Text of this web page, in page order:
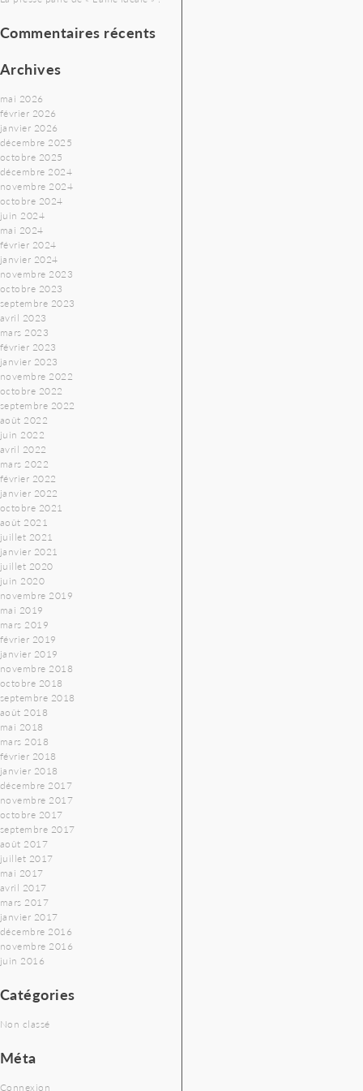
Commentaires récents
Archives
mai 2026
février 2026
janvier 2026
décembre 2025
octobre 2025
décembre 2024
novembre 2024
octobre 2024
juin 2024
mai 2024
février 2024
janvier 2024
novembre 2023
octobre 2023
septembre 2023
avril 2023
mars 2023
février 2023
janvier 2023
novembre 2022
octobre 2022
septembre 2022
août 2022
juin 2022
avril 2022
mars 2022
février 2022
janvier 2022
octobre 2021
août 2021
juillet 2021
janvier 2021
juillet 2020
juin 2020
novembre 2019
mai 2019
mars 2019
février 2019
janvier 2019
novembre 2018
octobre 2018
septembre 2018
août 2018
mai 2018
mars 2018
février 2018
janvier 2018
décembre 2017
novembre 2017
octobre 2017
septembre 2017
août 2017
juillet 2017
mai 2017
avril 2017
mars 2017
janvier 2017
décembre 2016
novembre 2016
juin 2016
Catégories
Non classé
Méta
Connexion